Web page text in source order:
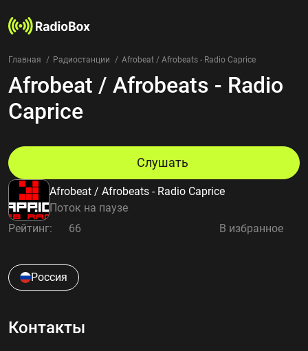
Радиостанции
Жанры
Страны
Избранное
Добавить радиостанцию
Контакты
Главная Радиостанции Afrobeat / Afrobeats - Radio Caprice
Afrobeat / Afrobeats - Radio
Caprice
Afrobeat / Afrobeats - Radio Caprice
Поток на паузе
Слушать
Рейтинг: 66 В избранное
Россия
Контакты